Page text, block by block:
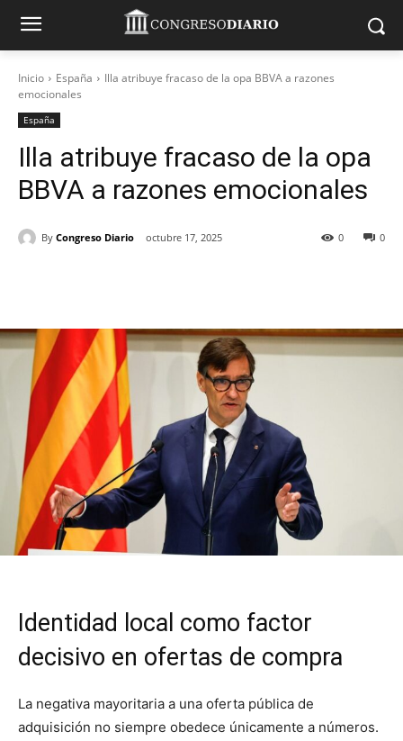
Inicio España
Illa atribuye fracaso de la opa BBVA a razones
emocionales
España
Illa atribuye fracaso de la opa
BBVA a razones emocionales
By Congreso Diario octubre 17, 2025 0
0
Identidad local como factor
decisivo en ofertas de compra
La negativa mayoritaria a una oferta pública de
adquisición no siempre obedece únicamente a números.